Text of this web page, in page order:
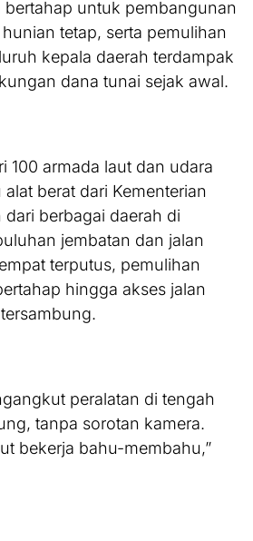
bertahap untuk pembangunan
tetap, serta pemulihan
kepala daerah terdampak
dana tunai sejak awal.
100 armada laut dan udara
berat dari Kementerian
dari berbagai daerah di
jembatan dan jalan
terputus, pemulihan
hingga akses jalan
peralatan di tengah
tanpa sorotan kamera.
bekerja bahu-membahu,”